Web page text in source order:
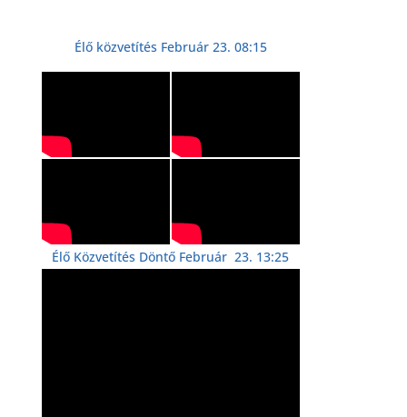
Élő közvetítés Február 23. 08:15
Élő Közvetítés Döntő Február 23. 13:25